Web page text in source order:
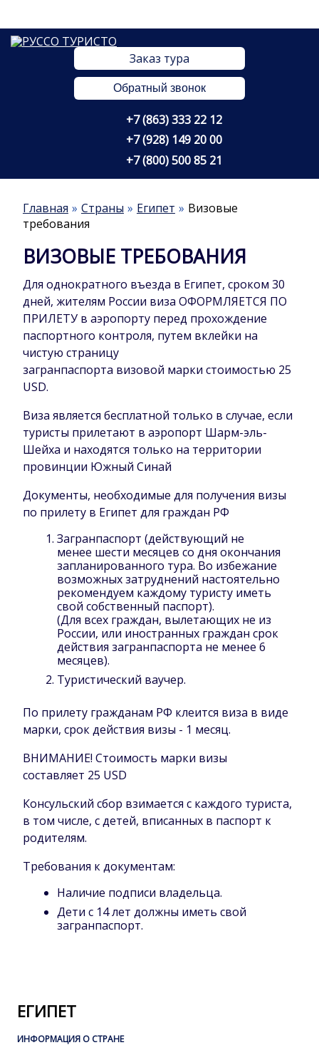
Заказ тура
Обратный звонок
+7 (863) 333 22 12
+7 (928) 149 20 00
+7 (800) 500 85 21
Главная Страны Египет
Визовые
требования
ВИЗОВЫЕ ТРЕБОВАНИЯ
Для однократного въезда в Египет, сроком 30
дней, жителям России виза ОФОРМЛЯЕТСЯ ПО
ПРИЛЕТУ в аэропорту перед прохождение
паспортного контроля, путем вклейки на
чистую страницу
загранпаспорта визовой марки стоимостью 25
USD.
Виза является бесплатной только в случае, если
туристы прилетают в аэропорт Шарм-эль-
Шейха и находятся только на территории
провинции Южный Синай
Документы, необходимые для получения визы
по прилету в Египет для граждан РФ
Загранпаспорт (действующий не
менее шести месяцев со дня окончания
запланированного тура. Во избежание
возможных затруднений настоятельно
рекомендуем каждому туристу иметь
свой собственный паспорт).
(Для всех граждан, вылетающих не из
России, или иностранных граждан срок
действия загранпаспорта не менее 6
месяцев).
Туристический ваучер.
По прилету гражданам РФ клеится виза в виде
марки, срок действия визы - 1 месяц.
ВНИМАНИЕ! Стоимость марки визы
составляет 25 USD
Консульский сбор взимается с каждого туриста,
в том числе, с детей, вписанных в паспорт к
родителям.
Требования к документам:
Наличие подписи владельца.
Дети с 14 лет должны иметь свой
загранпаспорт.
ЕГИПЕТ
ИНФОРМАЦИЯ О СТРАНЕ